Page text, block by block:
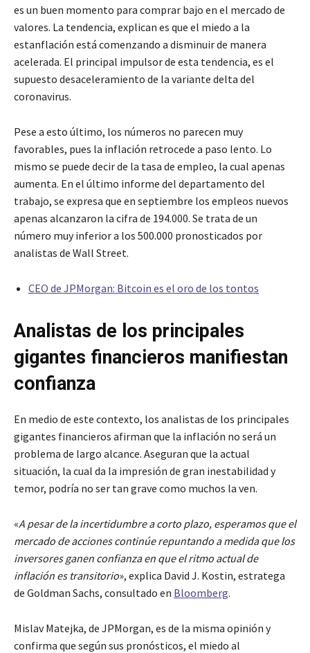
es un buen momento para comprar bajo en el mercado de
valores. La tendencia, explican es que el miedo a la
estanflación está comenzando a disminuir de manera
acelerada. El principal impulsor de esta tendencia, es el
supuesto desaceleramiento de la variante delta del
coronavirus.
Pese a esto último, los números no parecen muy
favorables, pues la inflación retrocede a paso lento. Lo
mismo se puede decir de la tasa de empleo, la cual apenas
aumenta. En el último informe del departamento del
trabajo, se expresa que en septiembre los empleos nuevos
apenas alcanzaron la cifra de 194.000. Se trata de un
número muy inferior a los 500.000 pronosticados por
analistas de Wall Street.
CEO de JPMorgan: Bitcoin es el oro de los tontos
Analistas de los principales
gigantes financieros manifiestan
confianza
En medio de este contexto, los analistas de los principales
gigantes financieros afirman que la inflación no será un
problema de largo alcance. Aseguran que la actual
situación, la cual da la impresión de gran inestabilidad y
temor, podría no ser tan grave como muchos la ven.
«A pesar de la incertidumbre a corto plazo, esperamos que el
mercado de acciones continúe repuntando a medida que los
inversores ganen confianza en que el ritmo actual de
inflación es transitorio», explica David J. Kostin, estratega
de Goldman Sachs, consultado en Bloomberg.
Mislav Matejka, de JPMorgan, es de la misma opinión y
confirma que según sus pronósticos, el miedo al